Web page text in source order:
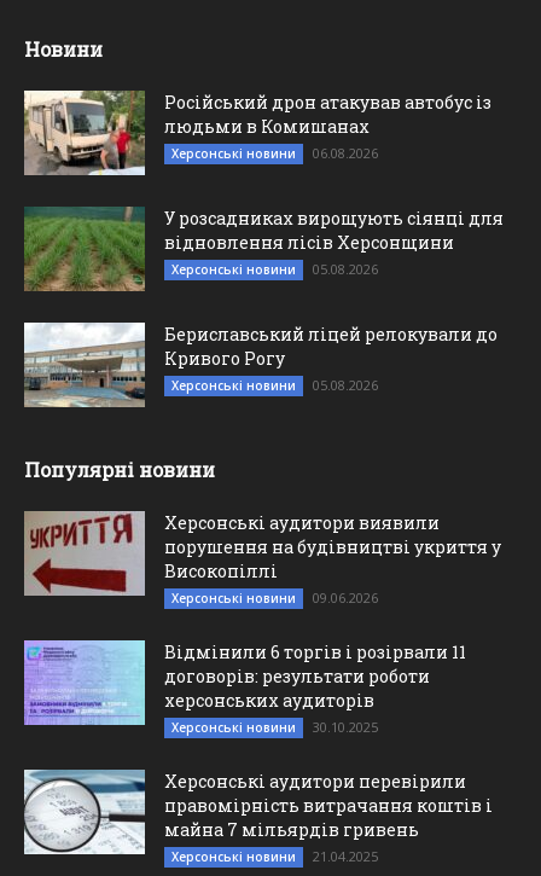
Новини
Російський дрон атакував автобус із
людьми в Комишанах
Херсонські новини 06.08.2026
У розсадниках вирощують сіянці для
відновлення лісів Херсонщини
Херсонські новини 05.08.2026
Бериславський ліцей релокували до
Кривого Рогу
Херсонські новини 05.08.2026
Популярні новини
Херсонські аудитори виявили
порушення на будівництві укриття у
Високопіллі
Херсонські новини 09.06.2026
Відмінили 6 торгів і розірвали 11
договорів: результати роботи
херсонських аудиторів
Херсонські новини 30.10.2025
Херсонські аудитори перевірили
правомірність витрачання коштів і
майна 7 мільярдів гривень
Херсонські новини 21.04.2025